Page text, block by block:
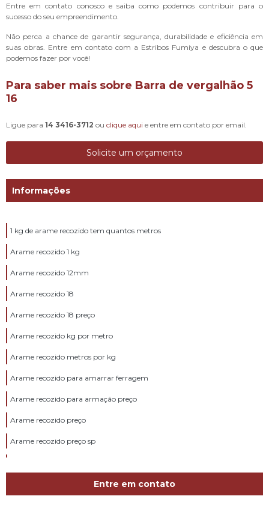
Entre em contato conosco e saiba como podemos contribuir para o
sucesso do seu empreendimento.
Não perca a chance de garantir segurança, durabilidade e eficiência em
suas obras. Entre em contato com a Estribos Fumiya e descubra o que
podemos fazer por você!
Para saber mais sobre Barra de vergalhão 5
16
Ligue para 14 3416-3712 ou clique aqui e entre em contato por email.
Solicite um orçamento
Informações
1 kg de arame recozido tem quantos metros
Arame recozido 1 kg
Arame recozido 12mm
Arame recozido 18
Arame recozido 18 preço
Arame recozido kg por metro
Arame recozido metros por kg
Arame recozido para amarrar ferragem
Arame recozido para armação preço
Arame recozido preço
Arame recozido preço sp
Entre em contato